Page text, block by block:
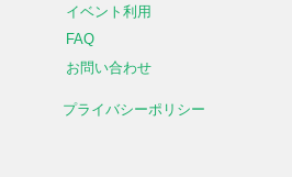
イベント利用
FAQ
お問い合わせ
プライバシーポリシー